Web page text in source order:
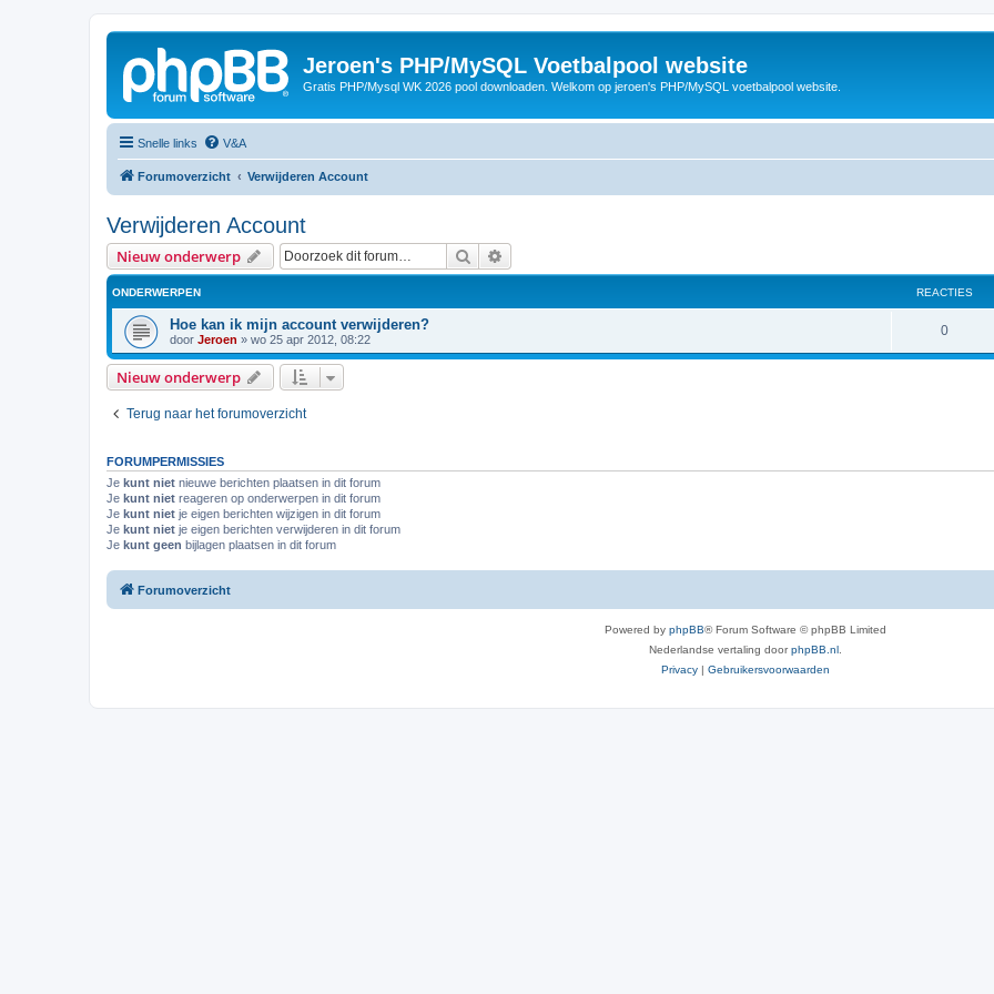
Jeroen's PHP/MySQL Voetbalpool website
Gratis PHP/Mysql WK 2026 pool downloaden. Welkom op jeroen's PHP/MySQL voetbalpool website.
Snelle links V&A
Forumoverzicht Verwijderen Account
Verwijderen Account
Nieuw onderwerp Zoek
ONDERWERPEN REACTIES
Hoe kan ik mijn account verwijderen?
door Jeroen » wo 25 apr 2012, 08:22
0R
e
i
Nieuw onderwerp
Terug naar het forumoverzicht
FORUMPERMISSIES
Je kunt niet nieuwe berichten plaatsen in dit forum
Je kunt niet reageren op onderwerpen in dit forum
Je kunt niet je eigen berichten wijzigen in dit forum
Je kunt niet je eigen berichten verwijderen in dit forum
Je kunt geen bijlagen plaatsen in dit forum
Forumoverzicht
Powered by phpBB® Forum Software © phpBB Limited
Nederlandse vertaling doorphpBB.nl
Privacy | Gebruikersvoorwaarden